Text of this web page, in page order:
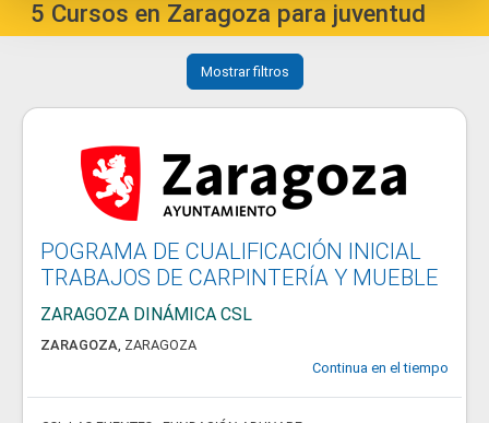
5 Cursos en Zaragoza para juventud
Mostrar filtros
POGRAMA DE CUALIFICACIÓN INICIAL
TRABAJOS DE CARPINTERÍA Y MUEBLE
ZARAGOZA DINÁMICA CSL
ZARAGOZA, ZARAGOZA
Continua en el tiempo